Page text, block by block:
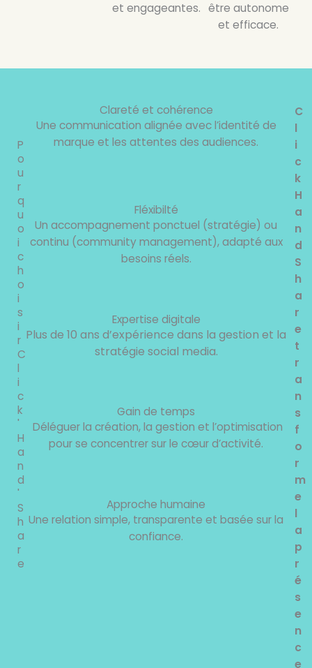
et engageantes. être autonome
et efficace.
P
o
u
r
q
u
o
i
c
h
o
i
s
i
r
C
l
i
c
k
'
H
a
n
d
'
S
h
a
r
e
Clareté et cohérence
Une communication alignée avec l’identité de
marque et les attentes des audiences.
Fléxibilté
Un accompagnement ponctuel (stratégie) ou
continu (community management), adapté aux
besoins réels.
Expertise digitale
Plus de 10 ans d’expérience dans la gestion et la
stratégie social media.
Gain de temps
Déléguer la création, la gestion et l’optimisation
pour se concentrer sur le cœur d’activité.
Approche humaine
Une relation simple, transparente et basée sur la
confiance.
C
l
i
c
k
H
a
n
d
S
h
a
r
e
t
r
a
n
s
f
o
r
m
e
l
a
p
r
é
s
e
n
c
e